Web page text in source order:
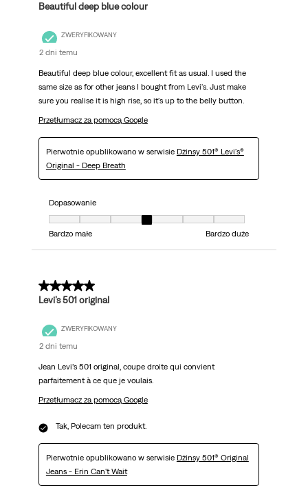
Beautiful deep blue colour
ZWERYFIKOWANY
2 dni temu
Beautiful deep blue colour, excellent fit as usual. I used the
same size as for other jeans I bought from Levi's. Just make
sure you realise it is high rise, so it's up to the belly button.
Przetłumacz za pomocą Google
Pierwotnie opublikowano w serwisie Dżinsy 501® Levi's®
Original - Deep Breath
Dopasowanie
Dopasowanie, 4 z 7, gdzie 1 jest równe Bardzo małe i 7 jest równe Bardzo
Bardzo małe
Bardzo duże
5 z 5 gwiazdek.
Levi’s 501 original
ZWERYFIKOWANY
2 dni temu
Jean Levi’s 501 original, coupe droite qui convient
parfaitement à ce que je voulais.
Przetłumacz za pomocą Google
Tak, Polecam ten produkt.
Pierwotnie opublikowano w serwisie Dżinsy 501® Original
Jeans - Erin Can't Wait